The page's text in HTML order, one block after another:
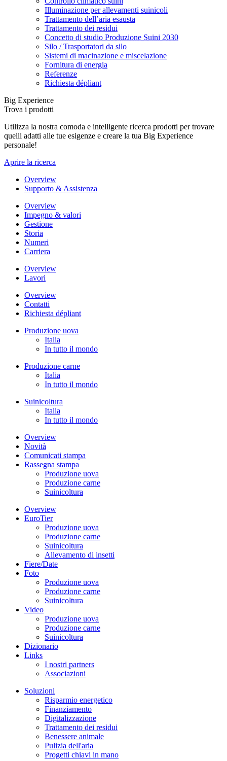
Illuminazione per allevamenti suinicoli
Trattamento dell’aria esausta
Trattamento dei residui
Concetto di studio Produzione Suini 2030
Silo / Trasportatori da silo
Sistemi di macinazione e miscelazione
Fornitura di energia
Referenze
Richiesta dépliant
Big Experience
Trova i prodotti
Utilizza la nostra comoda e intelligente ricerca prodotti per trovare
quelli adatti alle tue esigenze e creare la tua Big Experience
personale!
Aprire la ricerca
Overview
Supporto & Assistenza
Overview
Impegno & valori
Gestione
Storia
Numeri
Carriera
Overview
Lavori
Overview
Contatti
Richiesta dépliant
Produzione uova
Italia
In tutto il mondo
Produzione carne
Italia
In tutto il mondo
Suinicoltura
Italia
In tutto il mondo
Overview
Novità
Comunicati stampa
Rassegna stampa
Produzione uova
Produzione carne
Suinicoltura
Overview
EuroTier
Produzione uova
Produzione carne
Suinicoltura
Allevamento di insetti
Fiere/Date
Foto
Produzione uova
Produzione carne
Suinicoltura
Video
Produzione uova
Produzione carne
Suinicoltura
Dizionario
Links
I nostri partners
Associazioni
Soluzioni
Risparmio energetico
Finanziamento
Digitalizzazione
Trattamento dei residui
Benessere animale
Pulizia dell'aria
Progetti chiavi in mano